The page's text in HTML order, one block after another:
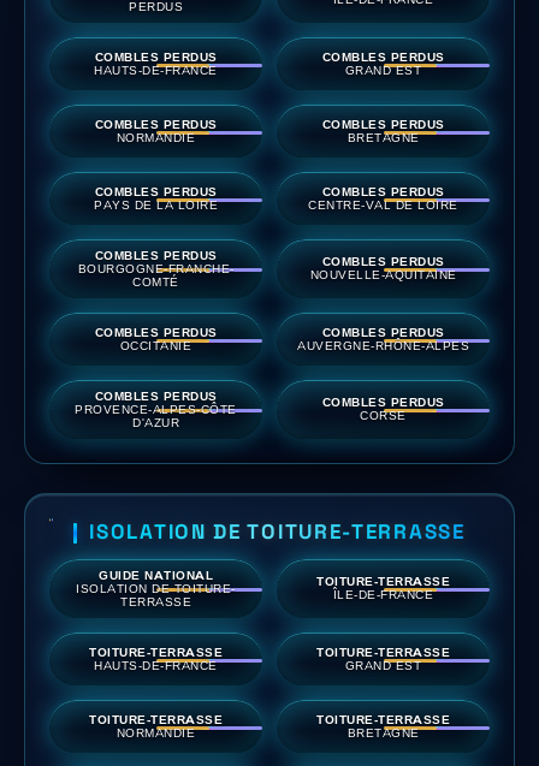
PERDUS
COMBLES PERDUS
HAUTS-DE-FRANCE
COMBLES PERDUS
GRAND EST
COMBLES PERDUS
NORMANDIE
COMBLES PERDUS
BRETAGNE
COMBLES PERDUS
PAYS DE LA LOIRE
COMBLES PERDUS
CENTRE-VAL DE LOIRE
COMBLES PERDUS
BOURGOGNE-FRANCHE-
COMTÉ
COMBLES PERDUS
NOUVELLE-AQUITAINE
COMBLES PERDUS
OCCITANIE
COMBLES PERDUS
AUVERGNE-RHÔNE-ALPES
COMBLES PERDUS
PROVENCE-ALPES-CÔTE
D'AZUR
COMBLES PERDUS
CORSE
ISOLATION DE TOITURE-TERRASSE
GUIDE NATIONAL
ISOLATION DE TOITURE-
TERRASSE
TOITURE-TERRASSE
ÎLE-DE-FRANCE
TOITURE-TERRASSE
HAUTS-DE-FRANCE
TOITURE-TERRASSE
GRAND EST
TOITURE-TERRASSE
NORMANDIE
TOITURE-TERRASSE
BRETAGNE